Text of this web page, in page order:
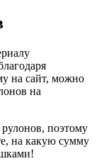
на сайт, можно
на
поэтому
на какую сумму